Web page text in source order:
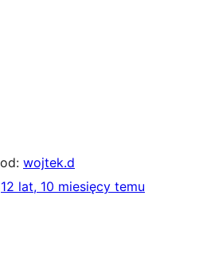
wojtek.d
12 lat, 10 miesięcy temu